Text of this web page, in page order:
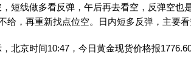
短线做多看反弹，午后再去看空，反弹空也
给，再重新找点位空。日内短多反弹，主要看
京时间10:47，今日黄金现货价格报1776.60